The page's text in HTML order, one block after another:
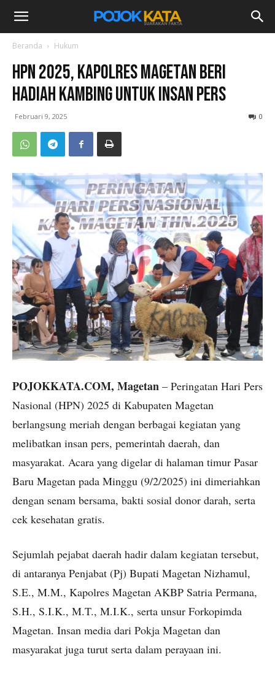
Beranda Hukum
HPN 2025, Kapolres Magetan Beri
Hadiah Kambing untuk Insan Pers
Februari 9, 2025 0
POJOKKATA.COM, Magetan – Peringatan Hari Pers
Nasional (HPN) 2025 di Kabupaten Magetan
berlangsung meriah dengan berbagai kegiatan yang
melibatkan insan pers, pemerintah daerah, dan
masyarakat. Acara yang digelar di halaman timur Pasar
Baru Magetan pada Minggu (9/2/2025) ini dimeriahkan
dengan senam bersama, bakti sosial donor darah, serta
cek kesehatan gratis.
Sejumlah pejabat daerah hadir dalam kegiatan tersebut,
di antaranya Penjabat (Pj) Bupati Magetan Nizhamul,
S.E., M.M., Kapolres Magetan AKBP Satria Permana,
S.H., S.I.K., M.T., M.I.K., serta unsur Forkopimda
Magetan. Insan media dari Pokja Magetan dan
masyarakat juga turut serta dalam perayaan ini.